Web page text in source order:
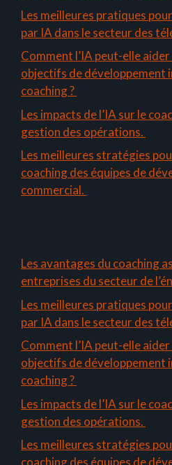
Les meilleures pratiques
par IA dans le secteur des
Comment l’IA peut-elle
objectifs de développement
coaching ?
Les impacts de l’IA sur le
gestion des opérations.
Les meilleures stratégies
coaching des équipes de
commercial.
Les avantages du coaching
entreprises du secteur de
Les meilleures pratiques
par IA dans le secteur des
Comment l’IA peut-elle
objectifs de développement
coaching ?
Les impacts de l’IA sur le
gestion des opérations.
Les meilleures stratégies
coaching des équipes de